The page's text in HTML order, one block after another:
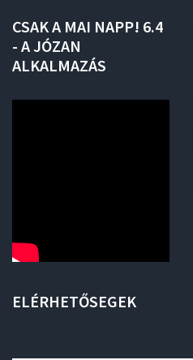
CSAKA MAI NAPP! 6.4
- AJÓZAN
ALKALMAZÁS
ELÉRHETŐSEGEK